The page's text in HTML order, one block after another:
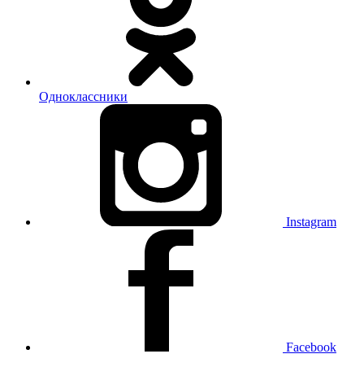
Одноклассники
Instagram
Facebook